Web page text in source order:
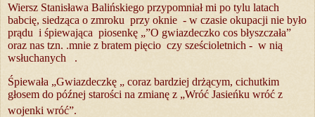
Wiersz Stanisława Balińskiego przypomniał mi po tylu latach
babcię, siedząca o zmroku przy oknie - w czasie okupacji nie było
prądu i śpiewająca piosenkę „”O gwiazdeczko cos błyszczała”
oraz nas tzn. .mnie z bratem pięcio czy sześcioletnich - w nią
wsłuchanych .
Śpiewała „Gwiazdeczkę „ coraz bardziej drżącym, cichutkim
głosem do późnej starości na zmianę z „Wróć Jasieńku wróć z
wojenki wróć”.